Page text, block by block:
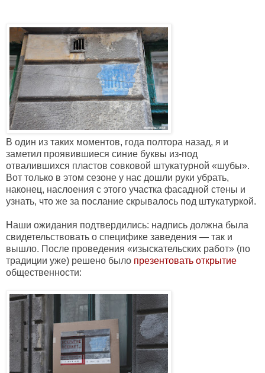
В один из таких моментов, года полтора назад, я и
заметил проявившиеся синие буквы из-под
отвалившихся пластов совковой штукатурной «шубы».
Вот только в этом сезоне у нас дошли руки убрать,
наконец, наслоения с этого участка фасадной стены и
узнать, что же за послание скрывалось под штукатуркой.
Наши ожидания подтвердились: надпись должна была
свидетельствовать о специфике заведения — так и
вышло. После проведения «изыскательских работ» (по
традиции уже) решено было презентовать открытие
общественности: